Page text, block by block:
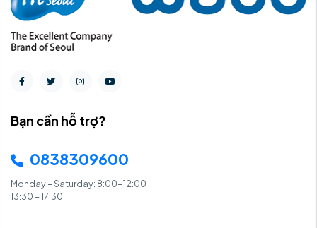
Bạn cần hỗ trợ?
0838309600
Monday – Saturday: 8:00-12:00
13:30 – 17:30